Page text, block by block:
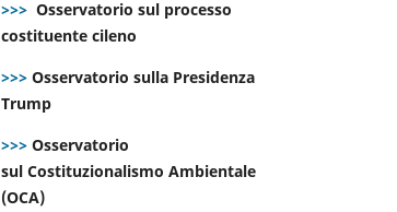
>>> Osservatorio sul processo
costituente cileno
>>> Osservatorio sulla Presidenza
Trump
>>> Osservatorio
sul Costituzionalismo Ambientale
(OCA)